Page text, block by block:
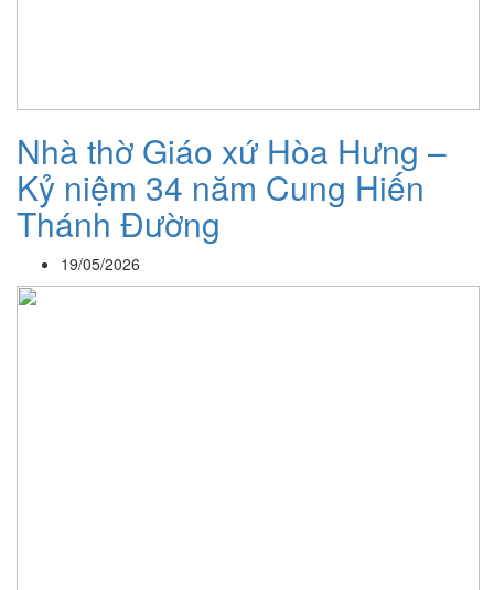
Nhà thờ Giáo xứ Hòa Hưng –
Kỷ niệm 34 năm Cung Hiến
Thánh Đường
19/05/2026